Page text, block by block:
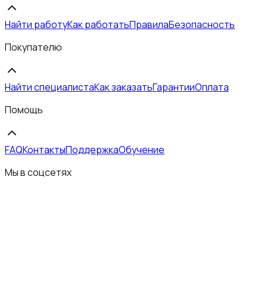
Найти работуКак работатьПравилаБезопасность
Покупателю
Найти специалистаКак заказатьГарантииОплата
Помощь
FAQКонтактыПоддержкаОбучение
Мы в соцсетях